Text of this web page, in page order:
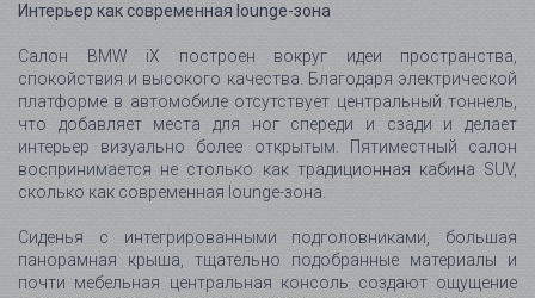
уровне консоли расположены подстаканники, место для
USB-C.
Количество физических элементов управления сведено к
минимуму. BMW Curved Display объединяет 12,3-дюймовый
информационный дисплей и 14,9-дюймовый контрольный
дисплей в единую изогнутую панель. Шестиугольное рулевое
колесо, новый переключатель передач и переработанная
автомобилем - более цифровой, но не холодный.
Принцип Shy Tech хорошо виден и в таких деталях, как